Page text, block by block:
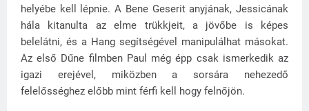
helyébe kell lépnie. A Bene Geserit anyjának, Jessicának
hála kitanulta az elme trükkjeit, a jövőbe is képes
belelátni, és a Hang segítségével manipulálhat másokat.
Az első Dűne filmben Paul még épp csak ismerkedik az
igazi erejével, miközben a sorsára nehezedő
felelősséghez előbb mint férfi kell hogy felnőjön.